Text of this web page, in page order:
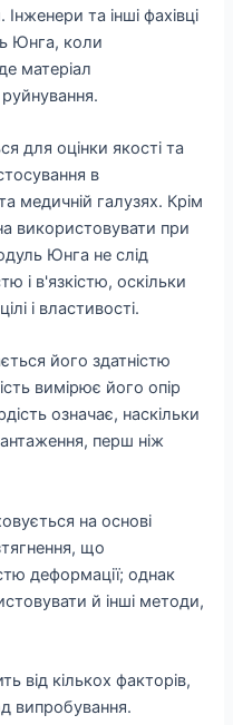
та інші фахівці
Юнга, коли
матеріал
для оцінки якості та
в
медичній галузях. Крім
використовувати при
Юнга не слід
і в'язкістю, оскільки
і властивості.
його здатністю
вимірює його опір
означає, наскільки
перш ніж
на основі
що
деформації; однак
й інші методи,
від кількох факторів,
випробування.